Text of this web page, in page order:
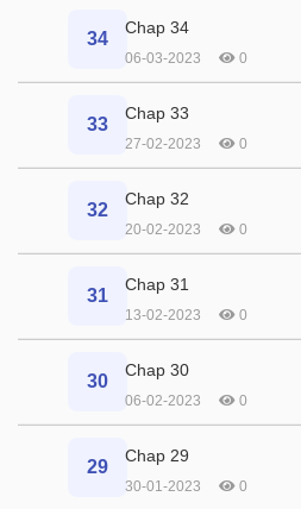
34
Chap 34
06-03-2023 0
33
Chap 33
27-02-2023 0
32
Chap 32
20-02-2023 0
31
Chap 31
13-02-2023 0
30
Chap 30
06-02-2023 0
29
Chap 29
30-01-2023 0